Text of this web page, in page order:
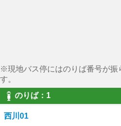
※現地バス停にはのりば番号が振
す。
のりば：1
西川01